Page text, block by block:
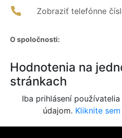
Zobraziť telefónne
O spoločnosti:
Hodnotenia na
stránkach
Iba prihlásení
údajom. Kliknite